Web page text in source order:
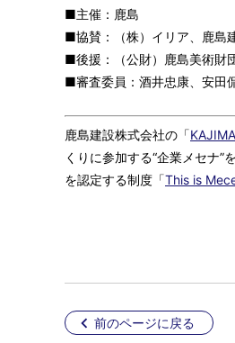
■主催：鹿島
■協賛：（株）イリア、鹿島
■後援：（公財）鹿島美術財
■審査委員：酒井忠康、安田
鹿島建設株式会社の「
くりに参加する“企業メセナ
を認定する制度「This is
前のページに戻る